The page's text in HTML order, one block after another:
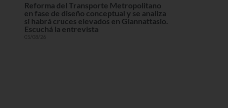
Reforma del Transporte Metropolitano
en fase de diseño conceptual y se analiza
si habrá cruces elevados en Giannattasio.
Escuchá la entrevista
05/08/26